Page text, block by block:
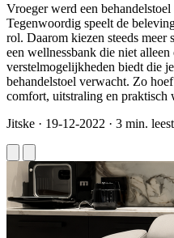
Vroeger werd een
Tegenwoordig speelt de
rol. Daarom kiezen steeds
een wellnessbank die niet
verstelmogelijkheden biedt die
behandelstoel verwacht. Zo
comfort, uitstraling en praktisch
Jitske · 19-12-2022 · 3 min.